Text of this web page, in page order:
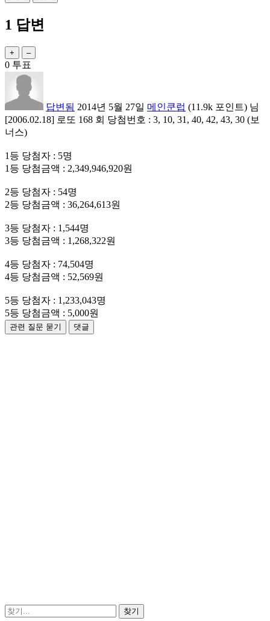
1 답변
0 투표
답변됨 2014년 5월 27일 메인쿤럽 (11.9k 포인트) 님
[2006.02.18] 로또 168 회 당첨번호 : 3, 10, 31, 40, 42, 43, 30 (보
너스)
1등 당첨자 : 5명
1등 당첨금액 : 2,349,946,920원
2등 당첨자 : 54명
2등 당첨금액 : 36,264,613원
3등 당첨자 : 1,544명
3등 당첨금액 : 1,268,322원
4등 당첨자 : 74,504명
4등 당첨금액 : 52,569원
5등 당첨자 : 1,233,043명
5등 당첨금액 : 5,000원